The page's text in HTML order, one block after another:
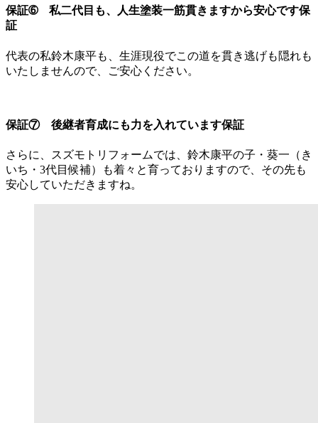
保証➅ 私二代目も、人生塗装一筋貫きますから安心です保
証
代表の私鈴木康平も、生涯現役でこの道を貫き逃げも隠れも
いたしませんので、ご安心ください。
保証⑦ 後継者育成にも力を入れています保証
さらに、スズモトリフォームでは、鈴木康平の子・葵一（き
いち・3代目候補）も着々と育っておりますので、その先も
安心していただきますね。